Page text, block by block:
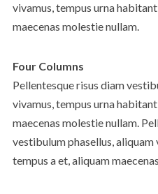
vivamus, tempus urna
maecenas molestie nullam.
Four Columns
Pellentesque risus diam
vivamus, tempus urna
maecenas molestie nullam.
vestibulum phasellus,
tempus a et, aliquam